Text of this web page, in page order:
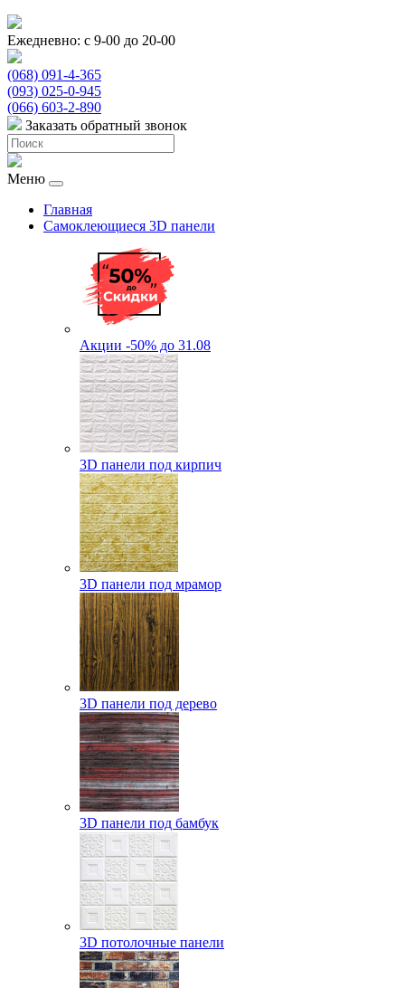
Ежедневно: с 9-00 до 20-00
(068) 091-4-365
(093) 025-0-945
(066) 603-2-890
Заказать обратный звонок
Меню
Главная
Самоклеющиеся 3D панели
Акции -50% до 31.08
3D панели под кирпич
3D панели под мрамор
3D панели под дерево
3D панели под бамбук
3D потолочные панели